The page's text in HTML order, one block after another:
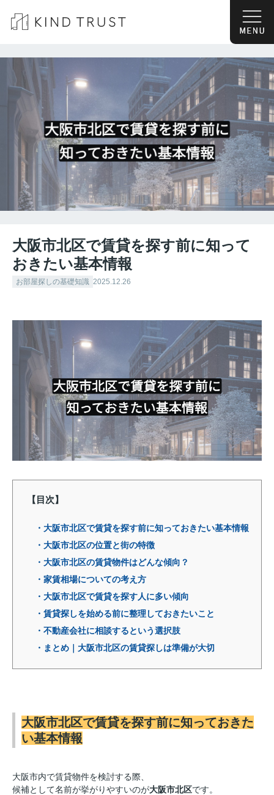
大阪市北区で賃貸を探す前に知って
おきたい基本情報
お部屋探しの基礎知識 2025.12.26
【目次】
・大阪市北区で賃貸を探す前に知っておきたい基本情報
・大阪市北区の位置と街の特徴
・大阪市北区の賃貸物件はどんな傾向？
・家賃相場についての考え方
・大阪市北区で賃貸を探す人に多い傾向
・賃貸探しを始める前に整理しておきたいこと
・不動産会社に相談するという選択肢
・まとめ｜大阪市北区の賃貸探しは準備が大切
大阪市北区で賃貸を探す前に知っておきた
い基本情報
大阪市内で賃貸物件を検討する際、
候補として名前が挙がりやすいのが大阪市北区です。